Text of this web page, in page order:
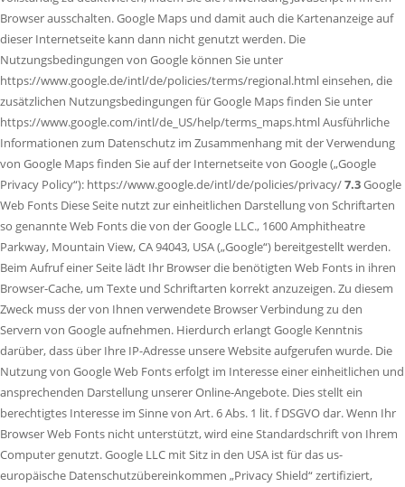
Browser ausschalten. Google Maps und damit auch die Kartenanzeige auf
dieser Internetseite kann dann nicht genutzt werden. Die
Nutzungsbedingungen von Google können Sie unter
https://www.google.de/intl/de/policies/terms/regional.html einsehen, die
zusätzlichen Nutzungsbedingungen für Google Maps finden Sie unter
https://www.google.com/intl/de_US/help/terms_maps.html Ausführliche
Informationen zum Datenschutz im Zusammenhang mit der Verwendung
von Google Maps finden Sie auf der Internetseite von Google („Google
Privacy Policy“): https://www.google.de/intl/de/policies/privacy/7.3Google
Web Fonts Diese Seite nutzt zur einheitlichen Darstellung von Schriftarten
so genannte Web Fonts die von der Google LLC., 1600 Amphitheatre
Parkway, Mountain View, CA 94043, USA („Google“) bereitgestellt werden.
Beim Aufruf einer Seite lädt Ihr Browser die benötigten Web Fonts in ihren
Browser-Cache, um Texte und Schriftarten korrekt anzuzeigen. Zu diesem
Zweck muss der von Ihnen verwendete Browser Verbindung zu den
Servern von Google aufnehmen. Hierdurch erlangt Google Kenntnis
darüber, dass über Ihre IP-Adresse unsere Website aufgerufen wurde. Die
Nutzung von Google Web Fonts erfolgt im Interesse einer einheitlichen und
ansprechenden Darstellung unserer Online-Angebote. Dies stellt ein
berechtigtes Interesse im Sinne von Art. 6 Abs. 1 lit. f DSGVO dar. Wenn Ihr
Browser Web Fonts nicht unterstützt, wird eine Standardschrift von Ihrem
Computer genutzt. Google LLC mit Sitz in den USA ist für das us-
europäische Datenschutzübereinkommen „Privacy Shield“ zertifiziert,